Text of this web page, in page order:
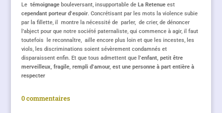
Le témoignagebouleversant, insupportable de La Retenueest
cependant porteur d’espoir. Concrétisant par les mots la violence subie
par la fillette, il montre la nécessité de parler, de crier, de dénoncer
l’abject pour que notre société paternaliste, qui commence à agir, il faut
toutefois le reconnaître, aille encore plus loin et que les incestes, les
viols, les discriminations soient sévèrement condamnés et
disparaissent enfin. Et que tous admettent que l’enfant, petit être
merveilleux, fragile, rempli d’amour, est une personne à part entière à
respecter
0 commentaires